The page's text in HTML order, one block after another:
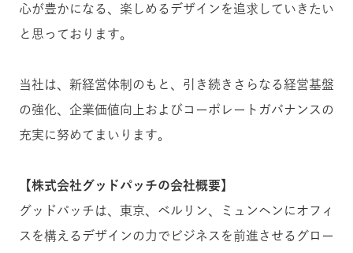
心が豊かになる、楽しめるデザインを追求していきたい
と思っております。
当社は、新経営体制のもと、引き続きさらなる経営基盤
の強化、企業価値向上およびコーポレートガバナンスの
充実に努めてまいります。
【株式会社グッドパッチの会社概要】
グッドパッチは、東京、ベルリン、ミュンヘンにオフィ
スを構えるデザインの力でビジネスを前進させるグロー